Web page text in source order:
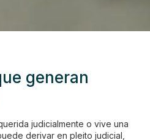
generan
judicialmente o vive una
derivar en pleito judicial,